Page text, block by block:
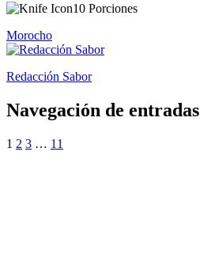
10 Porciones
Morocho
Redacción Sabor
Navegación de entradas
1 2 3 … 11